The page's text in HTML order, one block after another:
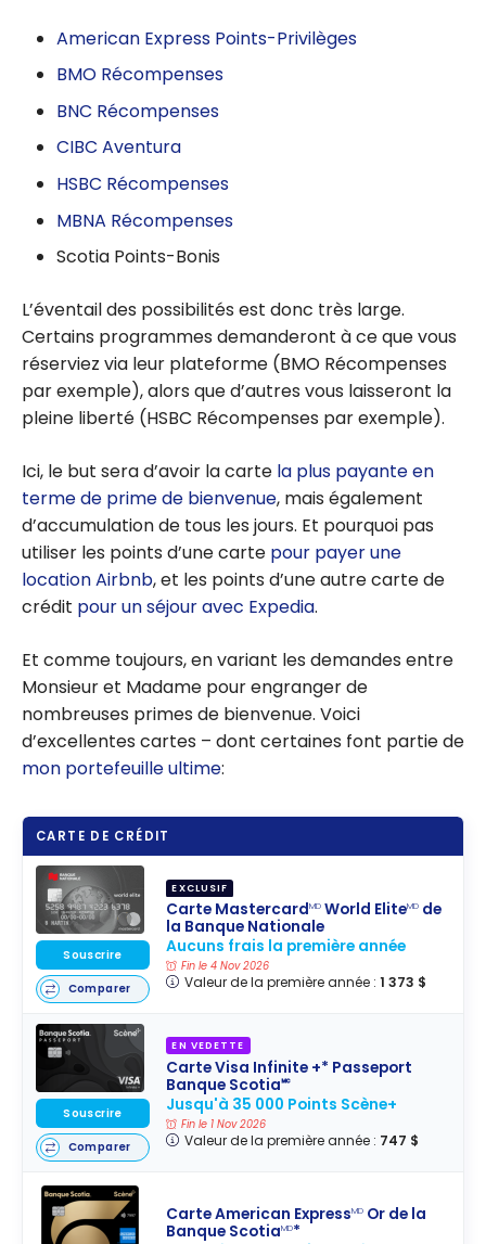
American Express Points-Privilèges
BMO Récompenses
BNC Récompenses
CIBC Aventura
HSBC Récompenses
MBNA Récompenses
Scotia Points-Bonis
L’éventail des possibilités est donc très large.
Certains programmes demanderont à ce que vous
réserviez via leur plateforme (BMO Récompenses
par exemple), alors que d’autres vous laisseront la
pleine liberté (HSBC Récompenses par exemple).
Ici, le but sera d’avoir la carte la plus payante en
terme de prime de bienvenue, mais également
d’accumulation de tous les jours. Et pourquoi pas
utiliser les points d’une carte pour payer une
location Airbnb, et les points d’une autre carte de
crédit pour un séjour avec Expedia.
Et comme toujours, en variant les demandes entre
Monsieur et Madame pour engranger de
nombreuses primes de bienvenue. Voici
d’excellentes cartes – dont certaines font partie de
mon portefeuille ultime:
CARTE DE CRÉDIT
EXCLUSIF
Carte MastercardMD World EliteMD de
la Banque Nationale
Aucuns frais la première année
Fin le 4 Nov 2026
Valeur de la première année : 1 373 $
Souscrire
Comparer
EN VEDETTE
Carte Visa Infinite +* Passeport
Banque Scotia🅪
Jusqu'à 35 000 Points Scène+
Fin le 1 Nov 2026
Valeur de la première année : 747 $
Souscrire
Comparer
Carte American ExpressMD Or de la
Banque ScotiaMD*